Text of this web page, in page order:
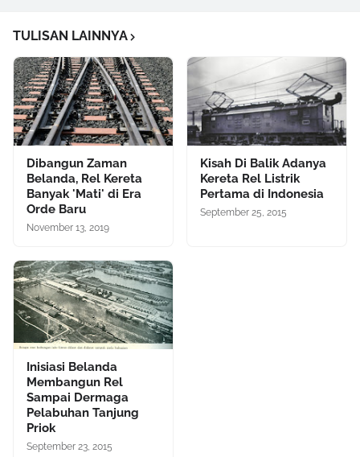
TULISAN LAINNYA
Dibangun Zaman
Belanda, Rel Kereta
Banyak 'Mati' di Era
Orde Baru
November 13, 2019
Kisah Di Balik Adanya
Kereta Rel Listrik
Pertama di Indonesia
September 25, 2015
Inisiasi Belanda
Membangun Rel
Sampai Dermaga
Pelabuhan Tanjung
Priok
September 23, 2015